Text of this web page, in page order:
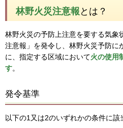
林野火災注意報 とは？
林野火災の予防上注意を要する気象
注意報」を発令し、林野火災予防に
に、指定する区域において火の使用
す。
発令基準
以下の1又は2のいずれかの条件に該